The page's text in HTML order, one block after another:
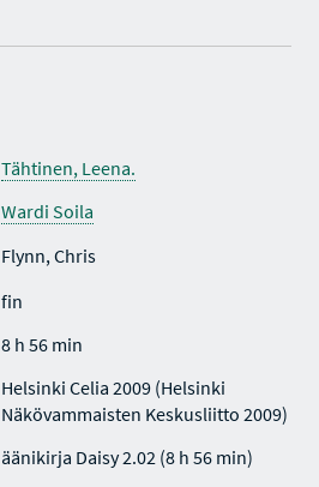
Tähtinen, Leena.
Wardi Soila
Flynn, Chris
fin
8 h 56 min
Helsinki Celia 2009 (Helsinki
Näkövammaisten Keskusliitto 2009)
äänikirja Daisy 2.02 (8 h 56 min)